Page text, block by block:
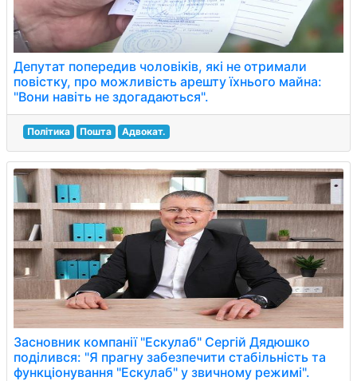
Депутат попередив чоловіків, які не отримали
повістку, про можливість арешту їхнього майна:
"Вони навіть не здогадаються".
Політика Пошта Адвокат.
Засновник компанії "Ескулаб" Сергій Дядюшко
поділився: "Я прагну забезпечити стабільність та
функціонування "Ескулаб" у звичному режимі".